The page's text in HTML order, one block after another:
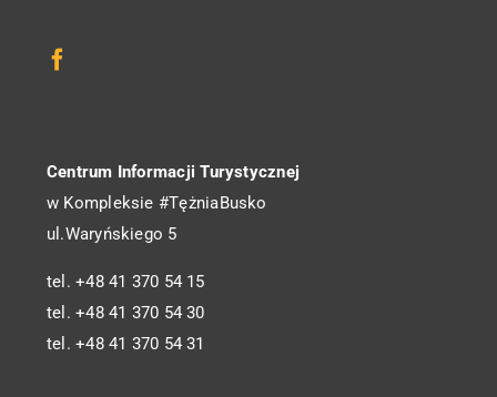
Centrum Informacji Turystycznej
w Kompleksie #TężniaBusko
ul.Waryńskiego 5
tel. +48 41 370 54 15
tel. +48 41 370 54 30
tel. +48 41 370 54 31